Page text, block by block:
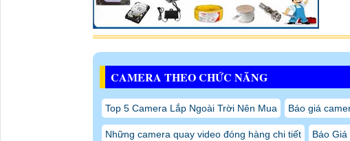
CAMERA THEO CHỨC NĂNG
Top 5 Camera Lắp Ngoài Trời Nên Mua Báo giá
Những camera quay video đóng hàng chi tiết Báo Giá